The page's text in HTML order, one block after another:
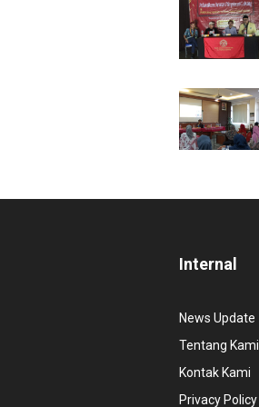
Internal
News Update
Tentang Kami
Kontak Kami
Privacy Policy